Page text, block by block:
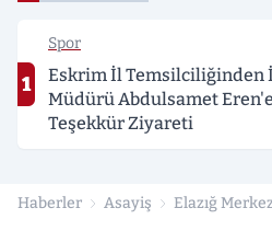
1
Spor
Eskrim İl Temsilciliğinden
Müdürü Abdulsamet Eren'e
Teşekkür Ziyareti
Haberler Asayiş
Elazığ